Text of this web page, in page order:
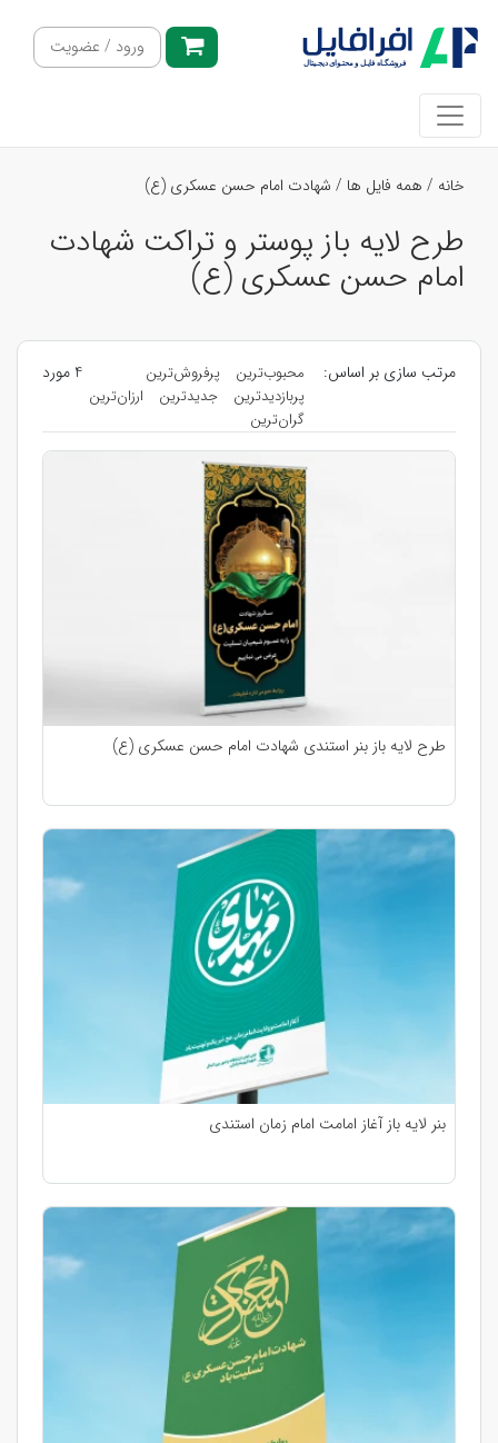
ورود / عضویت
خانه / همه فایل ها / شهادت امام حسن عسکری (ع)
طرح لایه باز پوستر و تراکت شهادت
امام حسن عسکری (ع)
مرتب سازی بر اساس: محبوب‌ترین
پرفروش‌ترین
پربازدیدترین
جدیدترین
ارزان‌ترین
گران‌ترین
4 مورد
طرح لایه باز بنر استندی شهادت امام حسن عسکری (ع)
بنر لایه باز آغاز امامت امام زمان استندی